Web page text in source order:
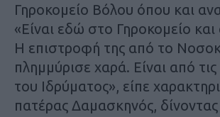
Γηροκομείο Βόλου όπου και
«Είναι εδώ στο Γηροκομείο
Η επιστροφή της από το
πλημμύρισε χαρά. Είναι από τις
του Ιδρύματος», είπε
πατέρας Δαμασκηνός,